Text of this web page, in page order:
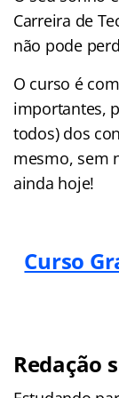
Carreira de
não pode
O curso é
importantes,
todos) dos
mesmo, sem
ainda hoje!
Curso
Redação